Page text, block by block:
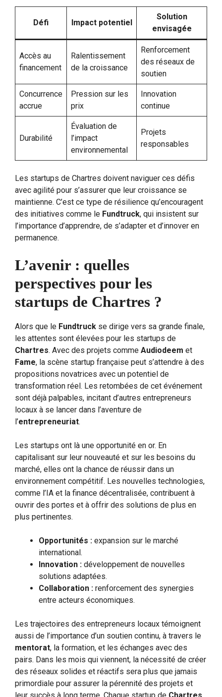
Défi Impact potentiel
Solution
envisagée
Accès au
financement
Ralentissement
de la croissance
Renforcement
des réseaux de
soutien
Concurrence
accrue
Pression sur les
prix
Innovation
continue
Durabilité
Évaluation de
l’impact
environnemental
Projets
responsables
Les startups de Chartres doivent naviguer ces défis
avec agilité pour s’assurer que leur croissance se
maintienne. C’est ce type de résilience qu’encouragent
des initiatives comme le Fundtruck, qui insistent sur
l’importance d’apprendre, de s’adapter et d’innover en
permanence.
L’avenir : quelles
perspectives pour les
startups de Chartres ?
Alors que le Fundtruck se dirige vers sa grande finale,
les attentes sont élevées pour les startups de
Chartres. Avec des projets comme Audiodeem et
Fame, la scène startup française peut s’attendre à des
propositions novatrices avec un potentiel de
transformation réel. Les retombées de cet événement
sont déjà palpables, incitant d’autres entrepreneurs
locaux à se lancer dans l’aventure de
l’entrepreneuriat.
Les startups ont là une opportunité en or. En
capitalisant sur leur nouveauté et sur les besoins du
marché, elles ont la chance de réussir dans un
environnement compétitif. Les nouvelles technologies,
comme l’IA et la finance décentralisée, contribuent à
ouvrir des portes et à offrir des solutions de plus en
plus pertinentes.
Opportunités : expansion sur le marché
international.
Innovation : développement de nouvelles
solutions adaptées.
Collaboration : renforcement des synergies
entre acteurs économiques.
Les trajectoires des entrepreneurs locaux témoignent
aussi de l’importance d’un soutien continu, à travers le
mentorat, la formation, et les échanges avec des
pairs. Dans les mois qui viennent, la nécessité de créer
des réseaux solides et réactifs sera plus que jamais
primordiale pour assurer la pérennité des projets et
leur succès à long terme. Chaque startup de Chartres